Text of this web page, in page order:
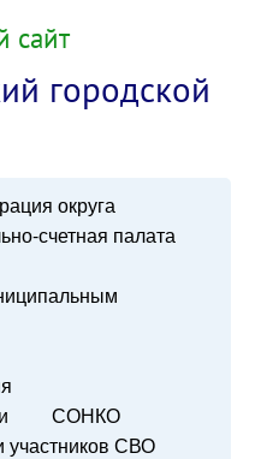
сайт
городской
округа
счетная палата
СОНКО
СВО